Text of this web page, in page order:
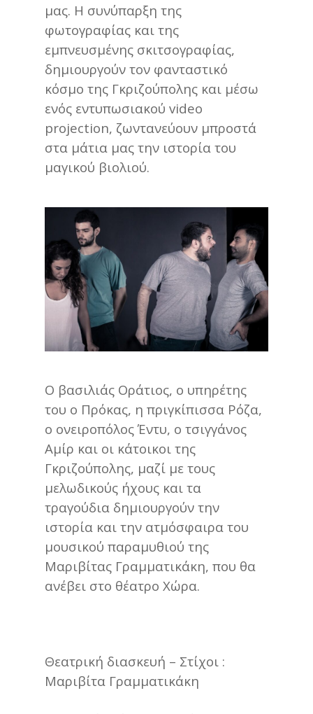
μας. Η συνύπαρξη της
φωτογραφίας και της
εμπνευσμένης σκιτσογραφίας,
δημιουργούν τον φανταστικό
κόσμο της Γκριζούπολης και μέσω
ενός εντυπωσιακού video
projection, ζωντανεύουν μπροστά
στα μάτια μας την ιστορία του
μαγικού βιολιού.
Ο βασιλιάς Οράτιος, ο υπηρέτης
του ο Πρόκας, η πριγκίπισσα Ρόζα,
ο ονειροπόλος Έντυ, ο τσιγγάνος
Αμίρ και οι κάτοικοι της
Γκριζούπολης, μαζί με τους
μελωδικούς ήχους και τα
τραγούδια δημιουργούν την
ιστορία και την ατμόσφαιρα του
μουσικού παραμυθιού της
Μαριβίτας Γραμματικάκη, που θα
ανέβει στο θέατρο Χώρα.
Θεατρική διασκευή – Στίχοι :
Μαριβίτα Γραμματικάκη